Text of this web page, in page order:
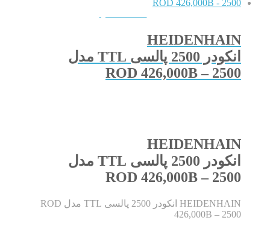
HEIDENHAIN
انکودر 2500 پالسی TTL مدل
ROD 426,000B – 2500
HEIDENHAIN
انکودر 2500 پالسی TTL مدل
ROD 426,000B – 2500
HEIDENHAIN انکودر 2500 پالسی TTL مدل ROD
426,000B – 2500